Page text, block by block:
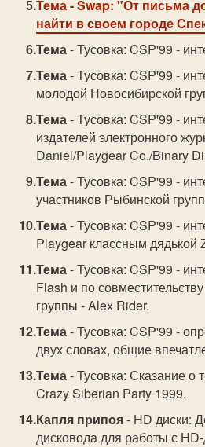
Тема- Swap: "От письма
найти в своем городе
Тема- Тусовка: CSP'99 -
Тема- Тусовка: CSP'99 -
молодой Новосибирской
Тема- Тусовка: CSP'99 -
издателей электронного
Daniel/Playgear Co./Binary
Тема- Тусовка: CSP'99 -
участников Рыбинской
Тема- Тусовка: CSP'99 -
Playgear классным дядькой
Тема- Тусовка: CSP'99 -
Flash и по
группы - Alex Rider.
Тема- Тусовка: CSP'99 -
двух словах, общие
Тема- Тусовка: Сказание о
Crazy Siberian Party 1999.
Капля припоя- HD диски:
дисковода для работы с